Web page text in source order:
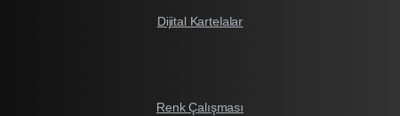
Dijital Kartelalar
Renk Çalışması